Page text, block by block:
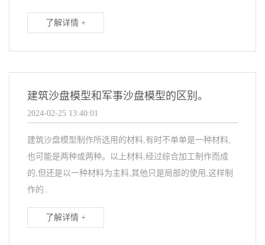
了解详情 +
建筑沙盘模型和军事沙盘模型的区别。
2024-02-25 13:40:01
建筑沙盘模型制作所选用的材料,有时不单单是一种材料,
也可能是两种或两种。以上材料,经过综合加工制作而成
的,但还是以一种材料为主料,其他只是局部的使用,这样制
作的...
了解详情 +